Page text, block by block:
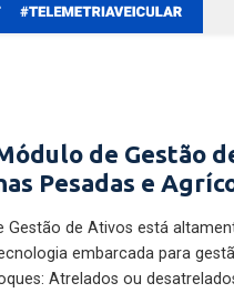
de Gestão
Pesadas e
Gestão de Ativos está
embarcada para
Atrelados ou